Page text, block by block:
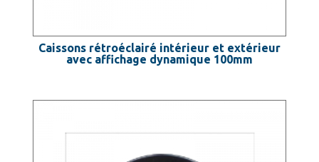
Caissons rétroéclairé intérieur et extérieur
avec affichage dynamique 100mm